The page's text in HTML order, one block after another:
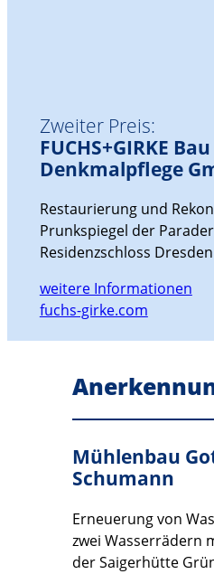
Zweiter Preis:
FUCHS+GIRKE
Denkmalpflege
Restaurierung und
Prunkspiegel der
Residenzschloss Dresden
weitere Informationen
fuchs-girke.com
Mühlenbau
Schumann
Erneuerung von
zwei Wasserrädern
der Saigerhütte